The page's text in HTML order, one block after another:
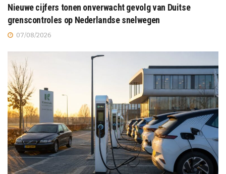
Nieuwe cijfers tonen onverwacht gevolg van Duitse
grenscontroles op Nederlandse snelwegen
07/08/2026